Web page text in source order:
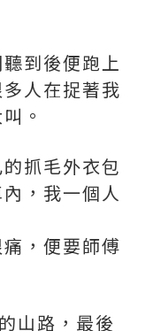
到後便跑上
人在捉著我
。
抓毛外衣包
，我一個人
，便要師傅
山路，最後